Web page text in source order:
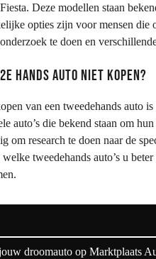
Deze modellen staan
opties zijn voor mensen die
te doen en
hands auto niet kopen?
van een tweedehands auto
auto’s die bekend staan om
om research te doen naar de
welke tweedehands auto’s u
droomauto op Marktplaats